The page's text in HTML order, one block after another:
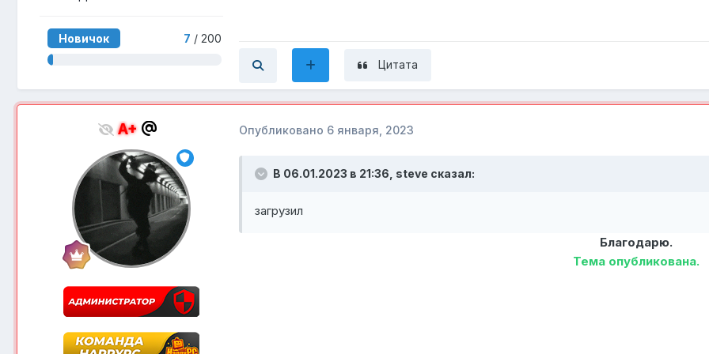
Новичок 7 / 200
Цитата
A+ Опубликовано 6 января, 2023
В 06.01.2023 в 21:36, steve сказал:
загрузил
Благодарю.
Тема опубликована.